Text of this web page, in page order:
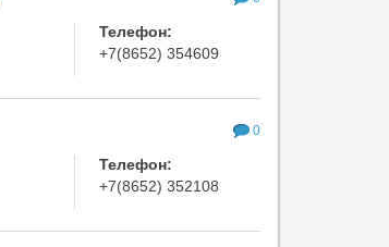
Телефон:
+7(8652) 354609
0
Телефон:
+7(8652) 352108